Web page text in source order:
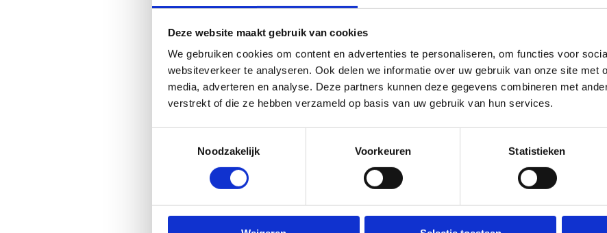
Deze website maakt gebruik van cookies
We gebruiken cookies om content en advertenties te personaliseren, om functies voor
websiteverkeer te analyseren. Ook delen we informatie over uw gebruik van onze site met
media, adverteren en analyse. Deze partners kunnen deze gegevens combineren met
verstrekt of die ze hebben verzameld op basis van uw gebruik van hun services.
Noodzakelijk
Voorkeuren Statistieken
Promotie
Op dewebsitevan Sport Vlaanderen vind je steeds de actuele informatie over